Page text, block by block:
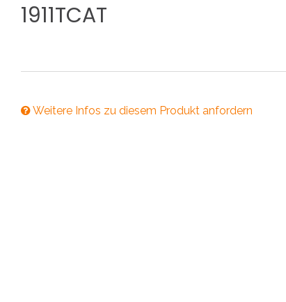
1911TCAT
Weitere Infos zu diesem Produkt anfordern